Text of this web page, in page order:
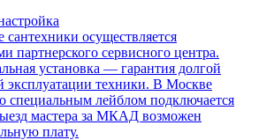
осуществляется
партнерского сервисного центра.
установка — гарантия долгой
эксплуатации техники. В Москве
специальным лейблом подключается
мастера за МКАД возможен
плату.